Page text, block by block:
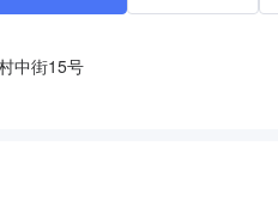
中街15号